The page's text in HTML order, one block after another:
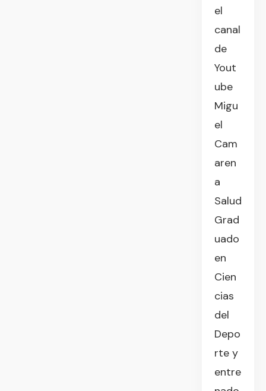
el
canal
de
Yout
ube
Migu
el
Cam
aren
a
Salud
Grad
uado
en
Cien
cias
del
Depo
rte y
entre